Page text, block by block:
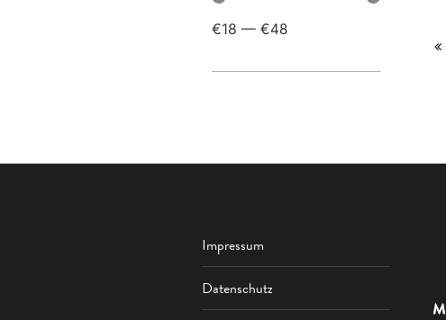
€18 —€48
Impressum
Datenschutz